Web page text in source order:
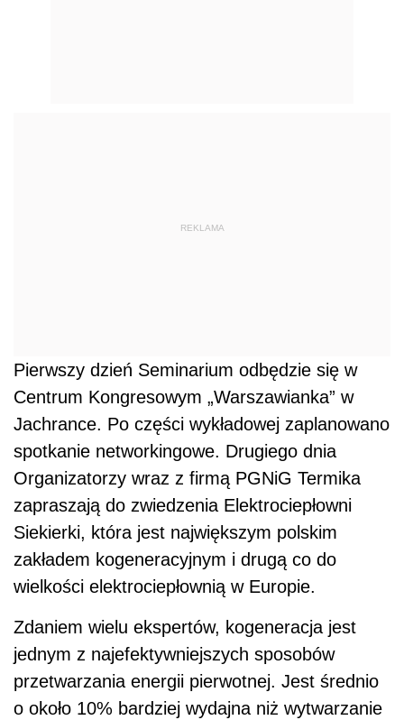
REKLAMA
Pierwszy dzień Seminarium odbędzie się w
Centrum Kongresowym „Warszawianka” w
Jachrance. Po części wykładowej zaplanowano
spotkanie networkingowe. Drugiego dnia
Organizatorzy wraz z firmą PGNiG Termika
zapraszają do zwiedzenia Elektrociepłowni
Siekierki, która jest największym polskim
zakładem kogeneracyjnym i drugą co do
wielkości elektrociepłownią w Europie.
Zdaniem wielu ekspertów, kogeneracja jest
jednym z najefektywniejszych sposobów
przetwarzania energii pierwotnej. Jest średnio
o około 10% bardziej wydajna niż wytwarzanie